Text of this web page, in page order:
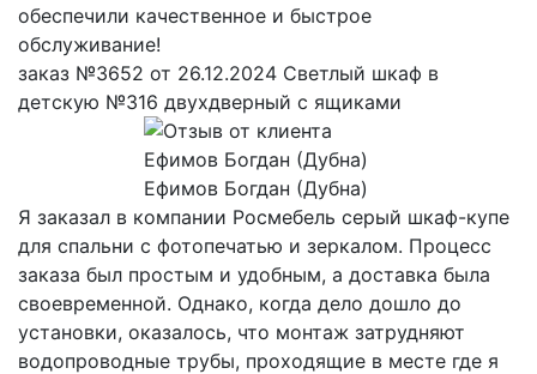
обеспечили качественное и быстрое
обслуживание!
заказ №3652 от 26.12.2024 Светлый шкаф в
детскую №316 двухдверный с ящиками
Ефимов Богдан (Дубна)
Я заказал в компании Росмебель серый шкаф-купе
для спальни с фотопечатью и зеркалом. Процесс
заказа был простым и удобным, а доставка была
своевременной. Однако, когда дело дошло до
установки, оказалось, что монтаж затрудняют
водопроводные трубы, проходящие в месте где я